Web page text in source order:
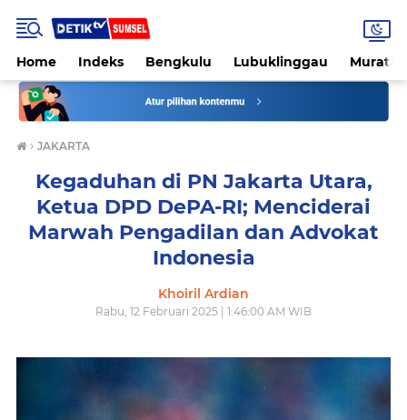
Home Indeks Bengkulu Lubuklinggau
› JAKARTA
Kegaduhan di PN Jakarta Utara,
Ketua DPD DePA-RI; Menciderai
Marwah Pengadilan dan Advokat
Indonesia
Khoiril Ardian
Rabu, 12 Februari 2025 | 1:46:00 AM WIB